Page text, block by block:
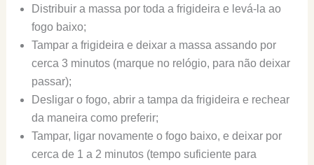
Distribuir a massa por toda a frigideira e levá-la ao
fogo baixo;
Tampar a frigideira e deixar a massa assando por
cerca 3 minutos (marque no relógio, para não deixar
passar);
Desligar o fogo, abrir a tampa da frigideira e rechear
da maneira como preferir;
Tampar, ligar novamente o fogo baixo, e deixar por
cerca de 1 a 2 minutos (tempo suficiente para